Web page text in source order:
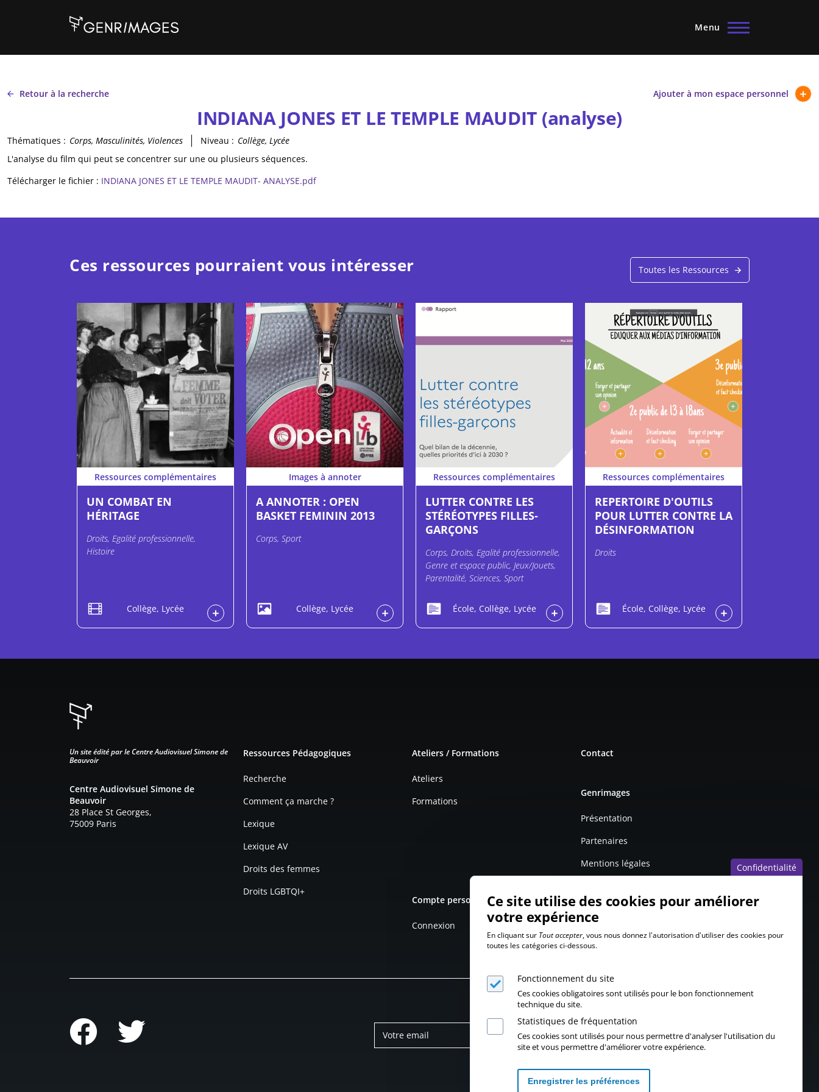
Menu
Retour à la recherche Ajouter à mon espace personnel
INDIANA JONES ET LE TEMPLE MAUDIT (analyse)
Thématiques : Corps, Masculinités, Violences Niveau : Collège, Lycée
L'analyse du film qui peut se concentrer sur une ou plusieurs séquences.
Télécharger le fichier : INDIANA JONES ET LE TEMPLE MAUDIT- ANALYSE.pdf
Ces ressources pourraient vous intéresser Toutes les Ressources
Ressources complémentaires
UN COMBAT EN
HÉRITAGE
Droits, Egalité professionnelle,
Histoire
Collège, Lycée
Images à annoter
A ANNOTER : OPEN
BASKET FEMININ 2013
Corps, Sport
Collège, Lycée
Ressources complémentaires
LUTTER CONTRE LES
STÉRÉOTYPES FILLES-
GARÇONS
Corps, Droits, Egalité professionnelle,
Genre et espace public, Jeux/Jouets,
Parentalité, Sciences, Sport
École, Collège, Lycée
Ressources complémentaires
REPERTOIRE D'OUTILS
POUR LUTTER CONTRE LA
DÉSINFORMATION
Droits
École, Collège, Lycée
Un site édité par le Centre Audiovisuel Simone de
Beauvoir
Centre Audiovisuel Simone de
Beauvoir
28 Place St Georges,
75009 Paris
Ressources Pédagogiques
Recherche
Comment ça marche ?
Lexique
Lexique AV
Droits des femmes
Droits LGBTQI+
Ateliers / Formations
Ateliers
Formations
Contact
Genrimages
Présentation
Partenaires
Mentions légales
Compte personnel
Connexion
Confidentialité
Ce site utilise des cookies pour améliorer
votre expérience
En cliquant sur Tout accepter, vous nous donnez l'autorisation d'utiliser des cookies pour
toutes les catégories ci-dessous.
Fonctionnement du site
Ces cookies obligatoires sont utilisés pour le bon fonctionnement
technique du site.
Statistiques de fréquentation
Ces cookies sont utilisés pour nous permettre d'analyser l'utilisation du
site et vous permettre d'améliorer votre expérience.
Enregistrer les préférences